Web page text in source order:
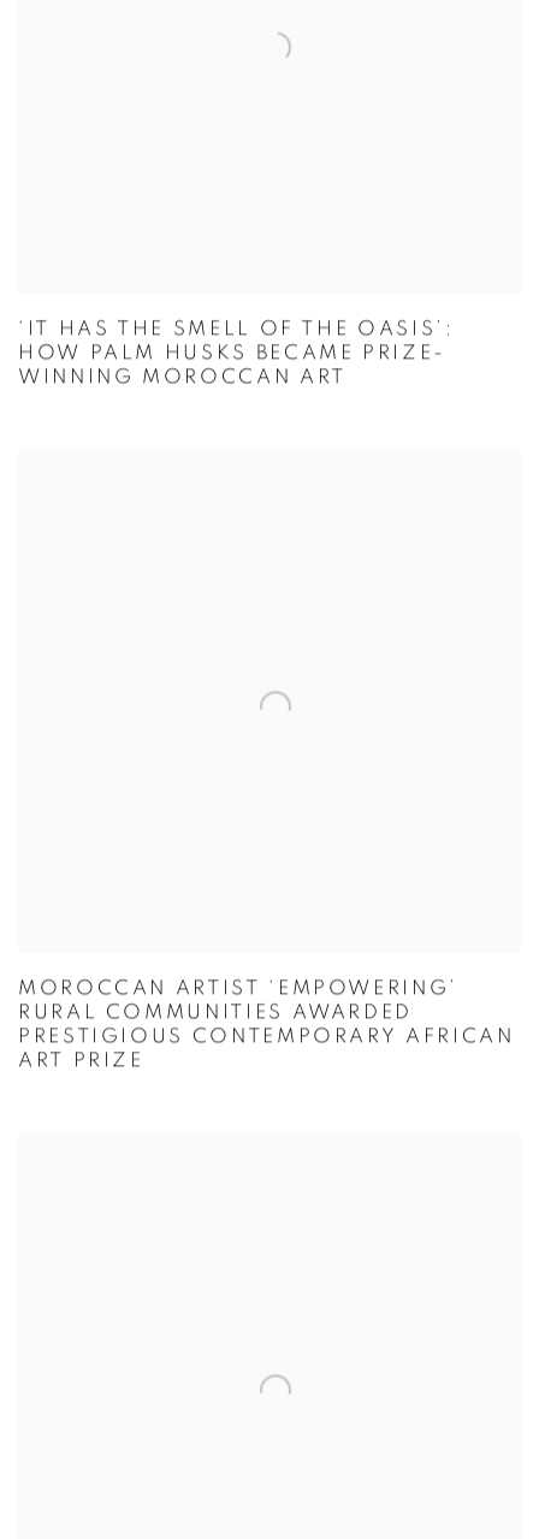
‘IT HAS THE SMELL OF THE OASIS’:
HOW PALM HUSKS BECAME PRIZE-
WINNING MOROCCAN ART
MOROCCAN ARTIST ‘EMPOWERING’
RURAL COMMUNITIES AWARDED
PRESTIGIOUS CONTEMPORARY AFRICAN
ART PRIZE